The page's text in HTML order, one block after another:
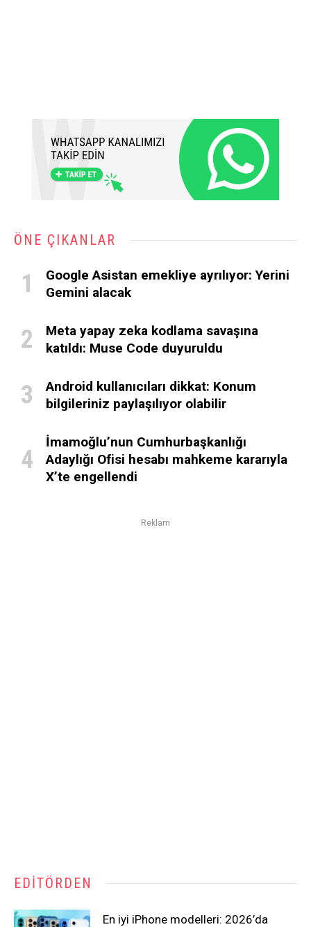
ÖNE ÇIKANLAR
Google Asistan emekliye ayrılıyor: Yerini
Gemini alacak
Meta yapay zeka kodlama savaşına
katıldı: Muse Code duyuruldu
Android kullanıcıları dikkat: Konum
bilgileriniz paylaşılıyor olabilir
İmamoğlu’nun Cumhurbaşkanlığı
Adaylığı Ofisi hesabı mahkeme kararıyla
X’te engellendi
Reklam
EDITÖRDEN
En iyi iPhone modelleri: 2026’da